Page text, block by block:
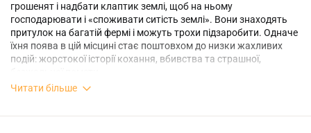
грошенят і надбати клаптик землі, щоб на ньому
господарювати і «споживати ситість землі». Вони знаходять
притулок на багатій фермі і можуть трохи підзаробити. Одначе
їхня поява в цій місцині стає поштовхом до низки жахливих
подій: жорстокої історії кохання, вбивства та страшної,
Читати більше